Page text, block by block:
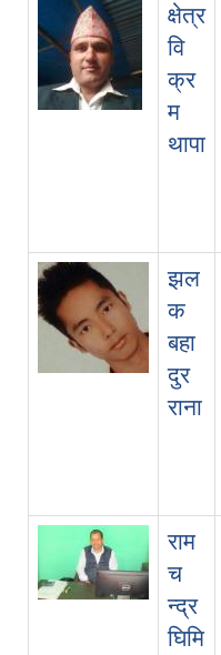
क्षेत्र
वि
क्र
म
थापा
झल
क
बहा
दुर
राना
राम
च
न्द्र
घिमि